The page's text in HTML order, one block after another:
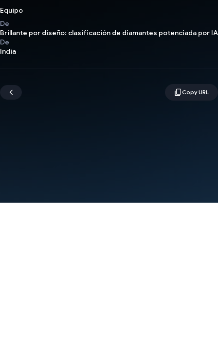
Equipo
De
Brillante por diseño: clasificación de diamantes potenciada por IA
De
India